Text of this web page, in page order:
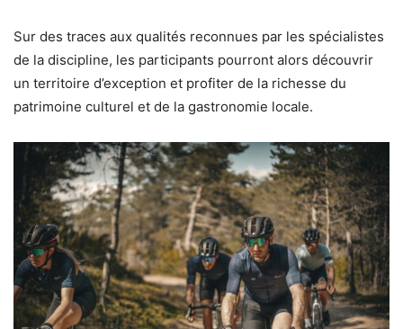
Sur des traces aux qualités reconnues par les spécialistes
de la discipline, les participants pourront alors découvrir
un territoire d’exception et profiter de la richesse du
patrimoine culturel et de la gastronomie locale.